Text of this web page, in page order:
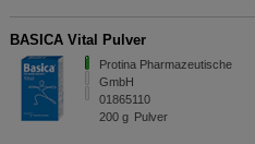
BASICA Vital Pulver
Protina Pharmazeutische
GmbH
01865110
200 g Pulver